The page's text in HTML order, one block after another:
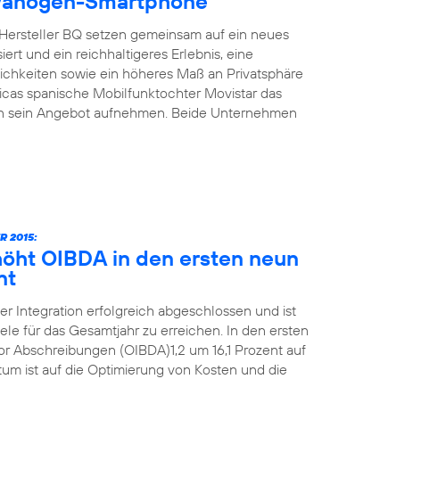
BQ setzen gemeinsam auf ein neues
und ein reichhaltigeres Erlebnis, eine
sowie ein höheres Maß an Privatsphäre
spanische Mobilfunktochter Movistar das
sein Angebot aufnehmen. Beide Unternehmen
2015:
OIBDA in den ersten neun
Integration erfolgreich abgeschlossen und ist
für das Gesamtjahr zu erreichen. In den ersten
(OIBDA)1,2 um 16,1 Prozent auf
ist auf die Optimierung von Kosten und die